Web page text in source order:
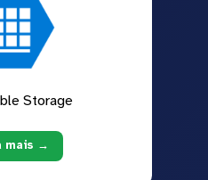
Storage
mais →